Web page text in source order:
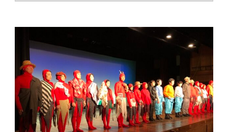
ャ
で
選
ぶ